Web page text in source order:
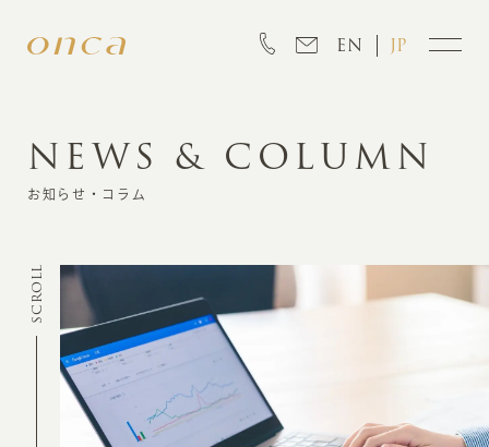
EN JP
INFORMATION
CREATION
MARKETING
NEWS & COLUMN
お知らせ・コラム
SCROLL